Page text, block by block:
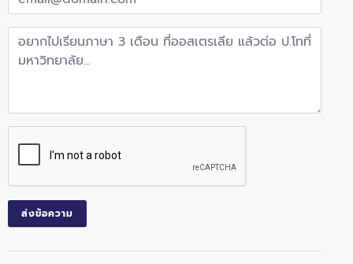
ส่งข้อความ